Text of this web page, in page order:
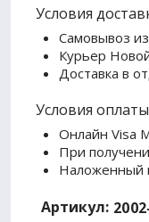
Условия
Самовывоз
Курьер
Доставка в
Условия оплаты
Онлайн Visa
При
Наложенный
Артикул: